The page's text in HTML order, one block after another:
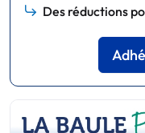
Des réductions